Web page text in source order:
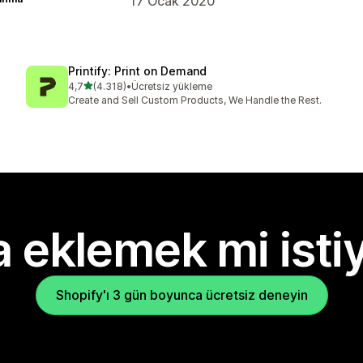
Printify: Print on Demand
4,75 yıldız üzerinden
(4.318)
toplam 4318 değerlendirme
•Ücretsiz yükleme
Create and Sell Custom Products, We Handle the Rest.
eklemek mi
Shopify'ı 3 gün boyunca ücretsiz deneyin